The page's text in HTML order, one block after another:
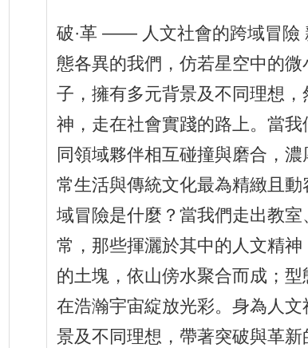
破·革 —— 人文社會的跨域冒險
態各異的我們，仿若星空中的
子，擁有多元背景及不同理想
神，走在社會實踐的路上。當
同領域夥伴相互碰撞與磨合，
常生活與傳統文化最為精緻且
域冒險是什麼？當我們走出教
常，那些揮灑於其中的人文精
的土塊，依山傍水聚合而成；
在浩瀚宇宙綻放光彩。身為人
景及不同理想，帶著突破與革